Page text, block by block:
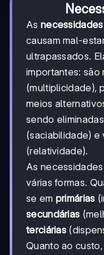
As necessidades
causam mal-
ultrapassados.
importantes: são
(multiplicidade),
meios
sendo
(saciabilidade) e
(relatividade).
As
várias formas.
se em primárias
secundárias
terciárias
Quanto ao